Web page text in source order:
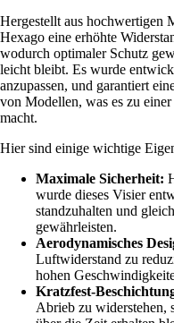
Hergestellt aus hochwertigen
Hexago eine erhöhte
wodurch optimaler Schutz
leicht bleibt. Es wurde
anzupassen, und garantiert
von Modellen, was es zu
macht.
Hier sind einige wichtige
Maximale Sicherheit:
wurde dieses Visier
standzuhalten und
gewährleisten.
Aerodynamisches
Luftwiderstand zu
hohen
Kratzfest-
Abrieb zu widerstehen,